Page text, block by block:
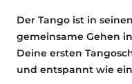
Der Tango ist in
gemeinsame Gehen
Deine ersten
und entspannt wie